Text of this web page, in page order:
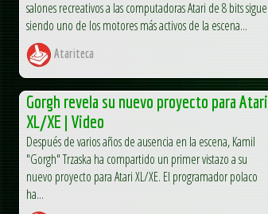
salones recreativos a las computadoras Atari de 8 bits sigue
siendo uno de los motores más activos de la escena...
Atariteca
Gorgh revela su nuevo proyecto para Atari
XL/XE | Video
Después de varios años de ausencia en la escena, Kamil
"Gorgh" Trzaska ha compartido un primer vistazo a su
nuevo proyecto para Atari XL/XE. El programador polaco
ha...